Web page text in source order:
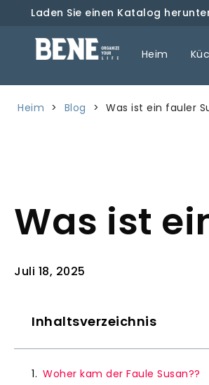
Laden Sie einen Katalog
Heim
Heim > Blog > Was ist ein fauler
Was ist
Juli 18, 2025
Inhaltsverzeichnis
Woher kam der Faule Susan??